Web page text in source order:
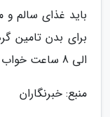
باید غذای سالم
الی 8 ساعت خواب راحت داشت.
منبع: خبرنگاران